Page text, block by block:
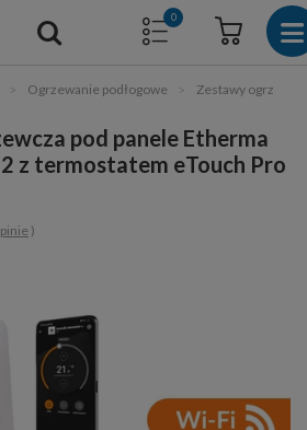
0
Ogrzewanie podłogowe Zestawy
pod panele Etherma
z termostatem eTouch Pro